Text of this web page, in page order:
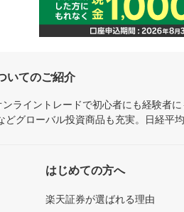
いてのご紹介
ライントレードで初心者にも経験者
グローバル投資商品も充実。日経平
はじめての方へ
楽天証券が選ばれる理由